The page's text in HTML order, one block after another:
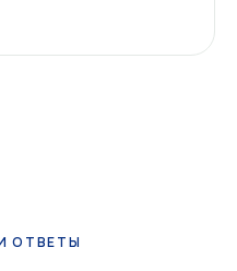
ОТВЕТЫ